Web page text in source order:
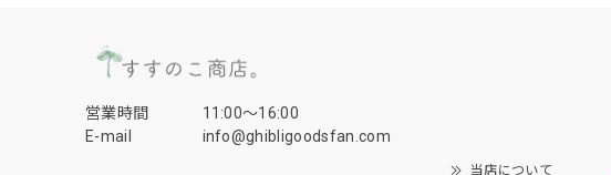
営業時間
11:00〜16:00
E-mail
info@ghibligoodsfan.com
当店について